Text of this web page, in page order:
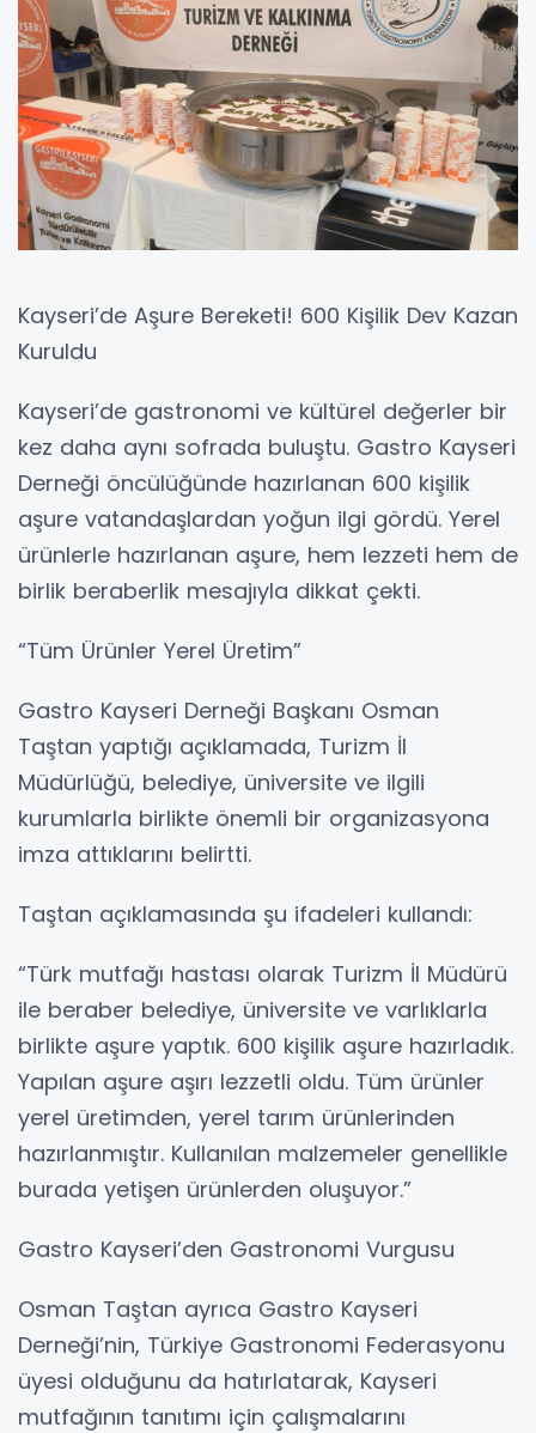
Kayseri’de Aşure Bereketi! 600 Kişilik Dev Kazan
Kuruldu
Kayseri’de gastronomi ve kültürel değerler bir
kez daha aynı sofrada buluştu. Gastro Kayseri
Derneği öncülüğünde hazırlanan 600 kişilik
aşure vatandaşlardan yoğun ilgi gördü. Yerel
ürünlerle hazırlanan aşure, hem lezzeti hem de
birlik beraberlik mesajıyla dikkat çekti.
“Tüm Ürünler Yerel Üretim”
Gastro Kayseri Derneği Başkanı Osman
Taştan yaptığı açıklamada, Turizm İl
Müdürlüğü, belediye, üniversite ve ilgili
kurumlarla birlikte önemli bir organizasyona
imza attıklarını belirtti.
Taştan açıklamasında şu ifadeleri kullandı:
“Türk mutfağı hastası olarak Turizm İl Müdürü
ile beraber belediye, üniversite ve varlıklarla
birlikte aşure yaptık. 600 kişilik aşure hazırladık.
Yapılan aşure aşırı lezzetli oldu. Tüm ürünler
yerel üretimden, yerel tarım ürünlerinden
hazırlanmıştır. Kullanılan malzemeler genellikle
burada yetişen ürünlerden oluşuyor.”
Gastro Kayseri’den Gastronomi Vurgusu
Osman Taştan ayrıca Gastro Kayseri
Derneği’nin, Türkiye Gastronomi Federasyonu
üyesi olduğunu da hatırlatarak, Kayseri
mutfağının tanıtımı için çalışmalarını